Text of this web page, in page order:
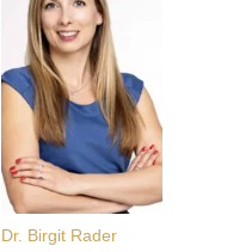
Dr. Birgit Rader